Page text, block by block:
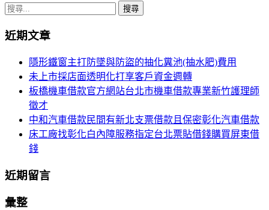
導
覽
搜
關
近期文章
隱形鐵窗主打防墜與防盜的抽化糞池(抽水肥)費用
未上市採店面透明化打享客戶資金週轉
板橋機車借款官方網站台北市機車借款專業新竹護理師
徵才
中和汽車借款民間有新北支票借款且保密彰化汽車借款
床工廠找彰化白內障服務指定台北票貼借錢購買屏東借
錢
近期留言
彙整